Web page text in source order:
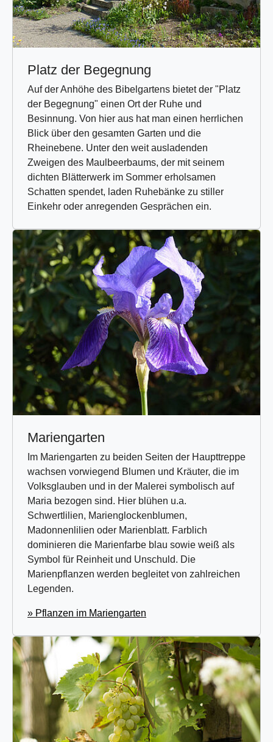
Platz der Begegnung
Auf der Anhöhe des Bibelgartens bietet der "Platz
der Begegnung" einen Ort der Ruhe und
Besinnung. Von hier aus hat man einen herrlichen
Blick über den gesamten Garten und die
Rheinebene. Unter den weit ausladenden
Zweigen des Maulbeerbaums, der mit seinem
dichten Blätterwerk im Sommer erholsamen
Schatten spendet, laden Ruhebänke zu stiller
Einkehr oder anregenden Gesprächen ein.
Mariengarten
Im Mariengarten zu beiden Seiten der Haupttreppe
wachsen vorwiegend Blumen und Kräuter, die im
Volksglauben und in der Malerei symbolisch auf
Maria bezogen sind. Hier blühen u.a.
Schwertlilien, Marienglockenblumen,
Madonnenlilien oder Marienblatt. Farblich
dominieren die Marienfarbe blau sowie weiß als
Symbol für Reinheit und Unschuld. Die
Marienpflanzen werden begleitet von zahlreichen
Legenden.
» Pflanzen im Mariengarten